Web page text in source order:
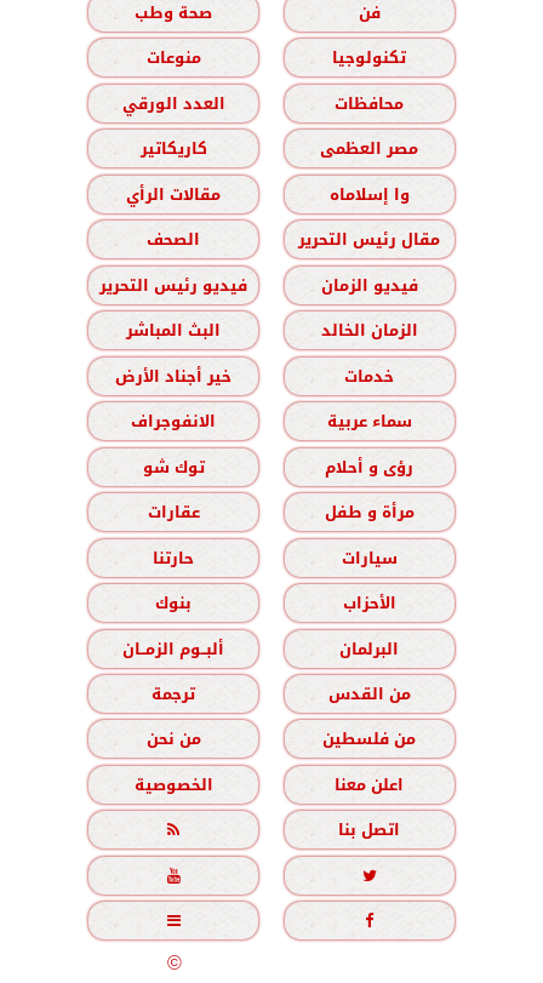
فن
صحة وطب
تكنولوجيا
منوعات
محافظات
العدد الورقي
مصر العظمى
كاريكاتير
وا إسلاماه
مقالات الرأي
مقال رئيس التحرير
الصحف
فيديو الزمان
فيديو رئيس التحرير
الزمان الخالد
البث المباشر
خدمات
خير أجناد الأرض
سماء عربية
الانفوجراف
رؤى و أحلام
توك شو
مرأة و طفل
عقارات
سيارات
حارتنا
الأحزاب
بنوك
البرلمان
ألبــوم الزمــان
من القدس
ترجمة
من فلسطين
من نحن
اعلن معنا
الخصوصية
اتصل بنا





جميع الحقوق محفوظة©